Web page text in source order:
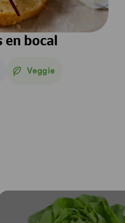
en bocal
Veggie
Veggie